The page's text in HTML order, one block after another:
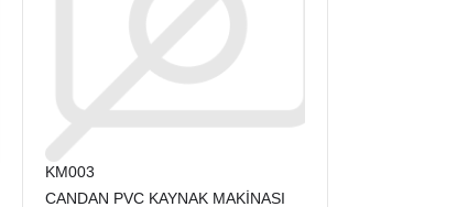
KM003
CANDAN PVC KAYNAK MAKİNASI